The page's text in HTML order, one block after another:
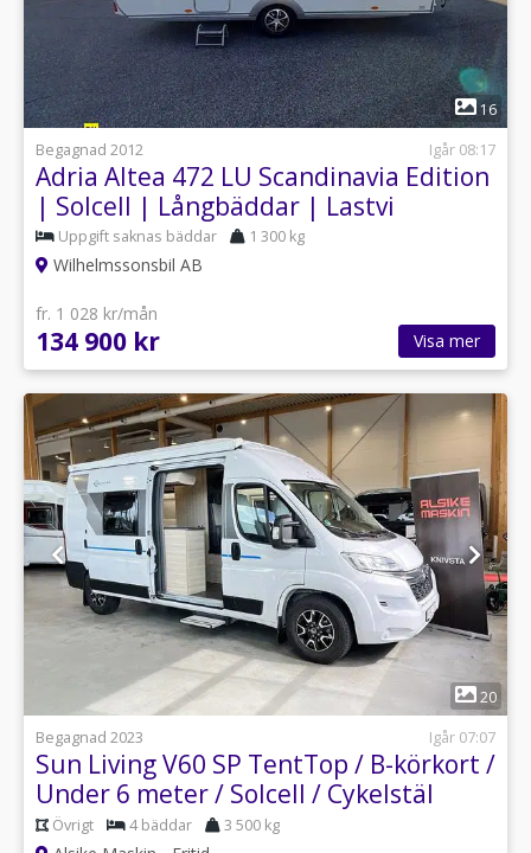
1
16
Begagnad 2012
Igår 08:17
Adria Altea 472 LU Scandinavia Edition
| Solcell | Långbäddar | Lastvi
Uppgift saknas bäddar 1 300 kg
Wilhelmssonsbil AB
fr. 1 028 kr/mån
134 900 kr Visa mer
1
20
Begagnad 2023
Igår 07:07
Sun Living V60 SP TentTop / B-körkort /
Under 6 meter / Solcell / Cykelstäl
Övrigt 4 bäddar 3 500 kg